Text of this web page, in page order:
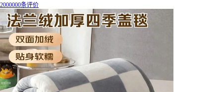
2000000条评价